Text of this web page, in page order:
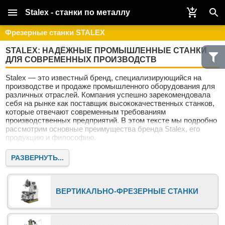
Stalex - станки по металлу
Фрезерные станки STALEX
STALEX: НАДЁЖНЫЕ ПРОМЫШЛЕННЫЕ СТАНКИ
ДЛЯ СОВРЕМЕННЫХ ПРОИЗВОДСТВ
Stalex — это известный бренд, специализирующийся на
производстве и продаже промышленного оборудования для
различных отраслей. Компания успешно зарекомендовала
себя на рынке как поставщик высококачественных станков,
которые отвечают современным требованиям
производственных предприятий. В этом тексте мы подробно
рассмотрим основные преимущества бренда Stalex, его
продукцию и философию.
Почему выбирают Stalex?
Stalex — это не просто поставщик оборудования. Это
совершенствованию. Наши клиенты ценят нас за качество,
надёжность и современный подход к машиностроению.
Качество и инновации
Бренд Stalex известен своим стремлением к постоянному
совершенствованию продукции. Все станки проходят
РАЗВЕРНУТЬ...
ВЕРТИКАЛЬНО-ФРЕЗЕРНЫЕ СТАНКИ